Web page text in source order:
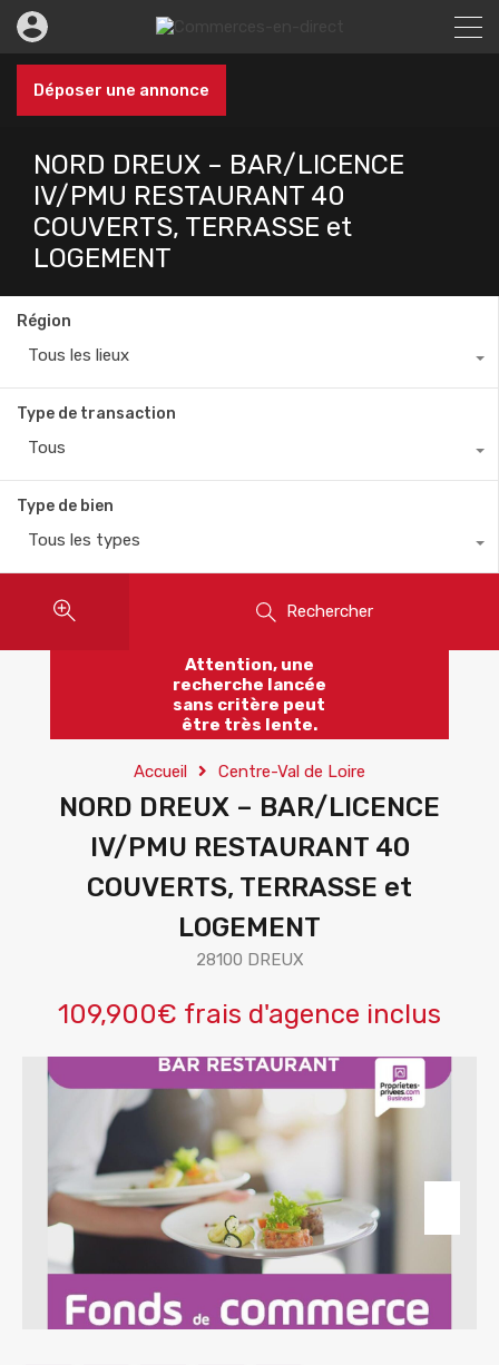
Déposer une annonce
NORD DREUX – BAR/LICENCE
IV/PMU RESTAURANT 40
COUVERTS, TERRASSE et
LOGEMENT
Région
Tous les lieux
Type de transaction
Tous
Type de bien
Tous les types
Rechercher
Attention, une
recherche lancée
sans critère peut
être très lente.
Accueil Centre-Val de Loire
NORD DREUX – BAR/LICENCE
IV/PMU RESTAURANT 40
COUVERTS, TERRASSE et
LOGEMENT
28100 DREUX
109,900€ frais d'agence inclus